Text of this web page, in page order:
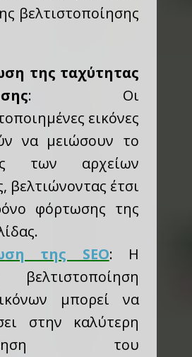
βελτιστοποίησης
της ταχύτητας
: Οι
εικόνες
να μειώσουν το
των αρχείων
βελτιώνοντας έτσι
φόρτωσης της
της SEO: Η
μπορεί να
στην καλύτερη
του